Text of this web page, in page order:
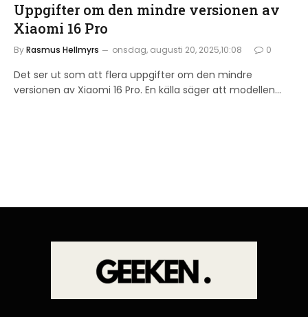
Uppgifter om den mindre versionen av
Xiaomi 16 Pro
ByRasmus Hellmyrs onsdag, augusti 20, 2025,10:08 0
Det ser ut som att flera uppgifter om den mindre
versionen av Xiaomi 16 Pro. En källa säger att modellen…